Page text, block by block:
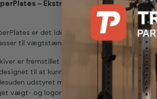
– Ekstremt holdbare
er det ideelle valg for dig, der
til vægtstænger med olympisk standard
er fremstillet i massiv gummi med høj
til at kunne tåle gentagne drop fra
udstyret med en rustfri
vægt- og logomarkering, hvilket gør det